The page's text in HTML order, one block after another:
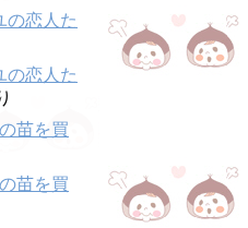
の恋人た
の恋人た
苗を買
苗を買